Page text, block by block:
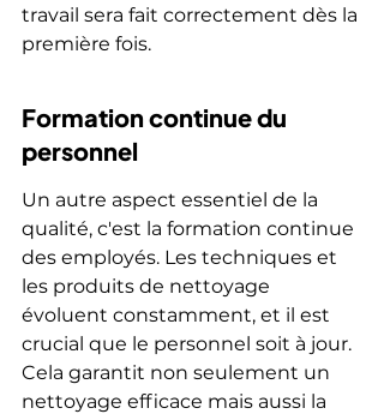
travail sera fait correctement dès la
première fois.
Formation continue du
personnel
Un autre aspect essentiel de la
qualité, c'est la formation continue
des employés. Les techniques et
les produits de nettoyage
évoluent constamment, et il est
crucial que le personnel soit à jour.
Cela garantit non seulement un
nettoyage efficace mais aussi la